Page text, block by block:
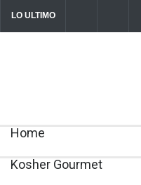
LO ULTIMO
Home
Kosher Gourmet